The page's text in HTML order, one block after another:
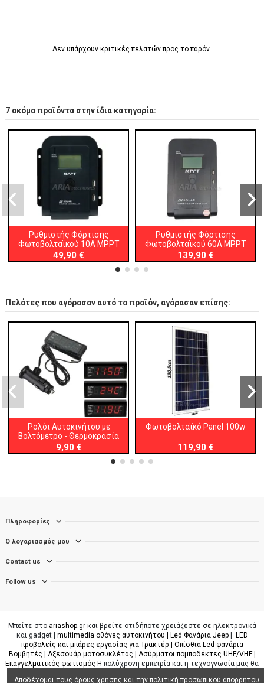
Δεν υπάρχουν κριτικές πελατών προς το παρόν.
7 ακόμα προϊόντα στην ίδια κατηγορία:
Ρυθμιστής Φόρτισης
Φωτοβολταϊκού 10A MPPT
49,90 €
Ρυθμιστής Φόρτισης
Φωτοβολταϊκού 60A MPPT
139,90 €
Πελάτες που αγόρασαν αυτό το προϊόν, αγόρασαν επίσης:
Ρολόι Αυτοκινήτου με
Βολτόμετρο - Θερμοκρασία
9,90 €
Φωτοβολταϊκό Panel 100w
119,90 €
Πληροφορίες
Ο λογαριασμός μου
Contact us
Follow us
Μπείτε στο ariashop.grκαι βρείτε οτιδήποτε χρειάζεστε σε ηλεκτρονικά
και gadget | multimedia οθόνες αυτοκινήτου | Led Φανάρια Jeep| LED
προβολείς και μπάρες εργασίας για Τρακτέρ | Οπίσθια Led φανάρια
Βομβητές | Αξεσουάρ μοτοσυκλέτας | Ασύρματοι πομποδέκτες UHF/VHF |
Επαγγελματικός φωτισμός Η πολύχρονη εμπειρία και η τεχνογνωσία μας θα
Αποδέχομαι τους όρους χρήσης και την πολιτική προσωπικού απορρήτου